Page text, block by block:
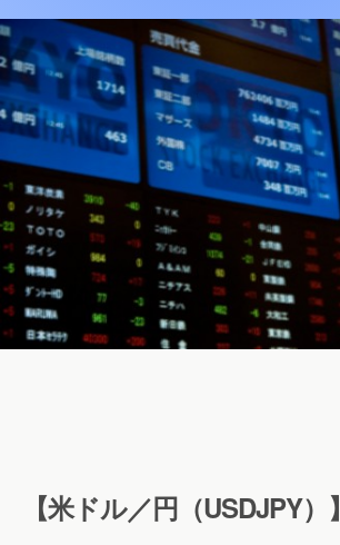
【米ドル／円（USDJPY）】